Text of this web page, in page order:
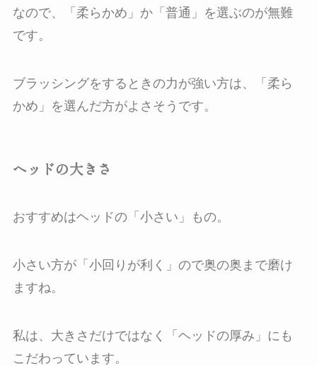
なので、「柔らかめ」か「普通」を選ぶのが無難
です。
ブラッシングをするときの力が強い方は、「柔ら
かめ」を選んだ方がよさそうです。
ヘッドの大きさ
おすすめはヘッドの「小さい」もの。
小さい方が「小回りが利く」ので奥の奥まで磨け
ますね。
私は、大きさだけではなく「ヘッドの厚み」にも
こだわっています。